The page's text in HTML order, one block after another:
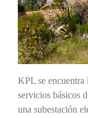
KPL se encuentra
servicios básicos
una subestación